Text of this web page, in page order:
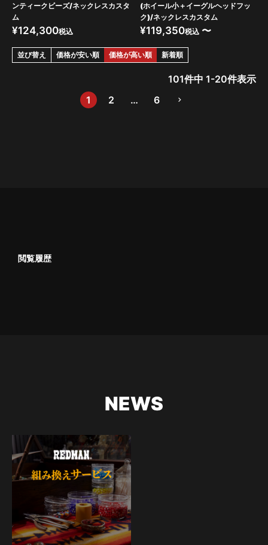
ンティークビーズ/ネックレスカスタ
ム
¥124,300税込
(ホイール小＋イーグルヘッドフッ
ク)/ネックレスカスタム
¥119,350税込 〜
並び替え 価格が安い順 価格が高い順 新着順
101件中 1-20件表示
1
2 … 6
閲覧履歴
NEWS